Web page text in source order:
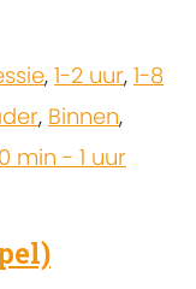
, 1-2 uur, 1-8
, Binnen,
min - 1 uur